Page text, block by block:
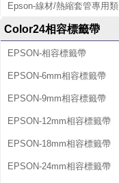
Epson-線材/熱縮套管專用類
Color24相容標籤帶
EPSON-相容標籤帶
EPSON-6mm相容標籤帶
EPSON-9mm相容標籤帶
EPSON-12mm相容標籤帶
EPSON-18mm相容標籤帶
EPSON-24mm相容標籤帶